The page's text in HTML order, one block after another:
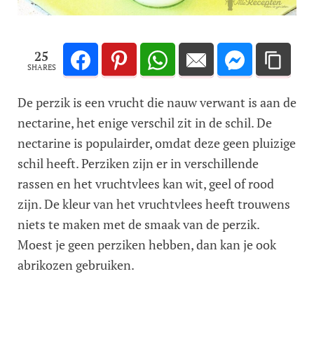
25
SHARES
De perzik is een vrucht die nauw verwant is aan de
nectarine, het enige verschil zit in de schil. De
nectarine is populairder, omdat deze geen pluizige
schil heeft. Perziken zijn er in verschillende
rassen en het vruchtvlees kan wit, geel of rood
zijn. De kleur van het vruchtvlees heeft trouwens
niets te maken met de smaak van de perzik.
Moest je geen perziken hebben, dan kan je ook
abrikozen gebruiken.